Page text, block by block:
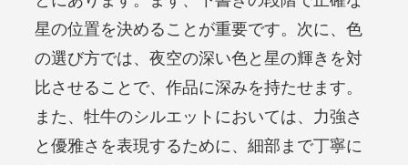
星の位置を決めることが重要です。次に、色
の選び方では、夜空の深い色と星の輝きを対
比させることで、作品に深みを持たせます。
また、牡牛のシルエットにおいては、力強さ
と優雅さを表現するために、細部まで丁寧に